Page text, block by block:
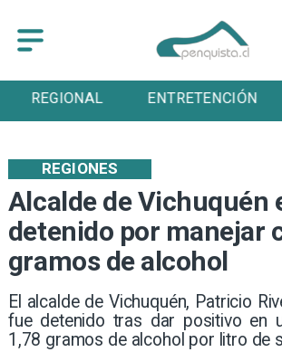
REGIONAL ENTRETENCIÓN
Alcalde de Vichuquén
detenido por manejar
gramos de alcohol
El alcalde de Vichuquén, Patricio
fue detenido tras dar positivo en
1,78 gramos de alcohol por litro de
REGIONES